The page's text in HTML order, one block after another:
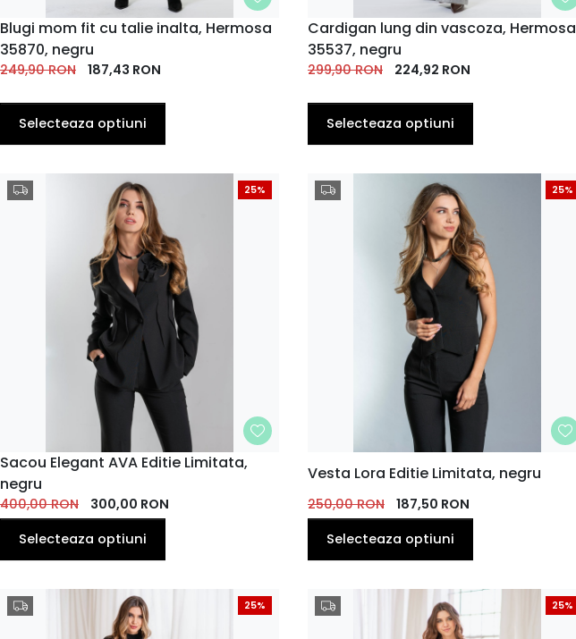
MARIME
34 36
Blugi mom fit cu talie inalta, Hermosa
35870, negru
249,90RON 187,43 RON
Selecteaza optiuni
MARIME
38 42
Cardigan lung din vascoza, Hermosa
35537, negru
299,90RON 224,92 RON
Selecteaza optiuni
25%
MARIME
36
Sacou Elegant AVA Editie Limitata,
negru
400,00RON 300,00 RON
Selecteaza optiuni
25%
Vesta Lora Editie Limitata, negru
250,00RON 187,50 RON
Selecteaza optiuni
25% 25%